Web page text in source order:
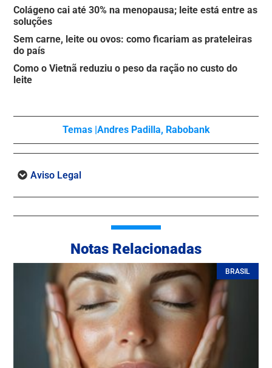
Colágeno cai até 30% na menopausa; leite está entre as
soluções
Sem carne, leite ou ovos: como ficariam as prateleiras
do país
Como o Vietnã reduziu o peso da ração no custo do
leite
Temas | Andres Padilla, Rabobank
Aviso Legal
Notas Relacionadas
BRASIL